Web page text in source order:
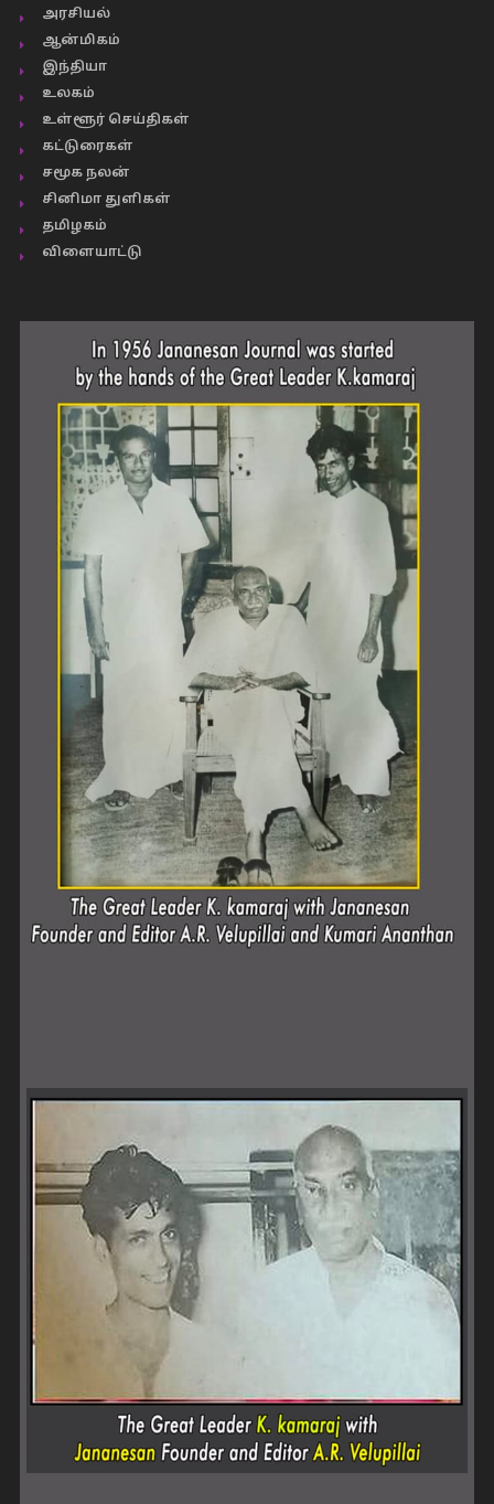
அரசியல்
ஆன்மிகம்
இந்தியா
உலகம்
உள்ளூர் செய்திகள்
கட்டுரைகள்
சமூக நலன்
சினிமா துளிகள்
தமிழகம்
விளையாட்டு